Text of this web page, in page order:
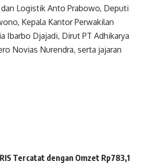
Logistik Anto Prabowo, Deputi
Kepala Kantor Perwakilan
Ibarbo Djajadi, Dirut PT Adhikarya
Novias Nurendra, serta jajaran
Tercatat dengan Omzet Rp783,1